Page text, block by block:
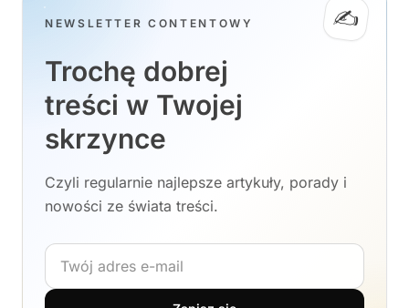
✍️
NEWSLETTER CONTENTOWY
Trochę dobrej
treści w Twojej
skrzynce
Czyli regularnie najlepsze artykuły, porady i
nowości ze świata treści.
Adres e-mail